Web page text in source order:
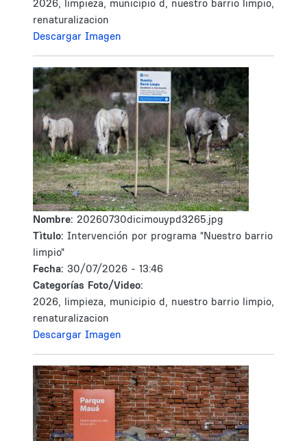
2026, limpieza, municipio d, nuestro barrio limpio,
renaturalizacion
Descargar Imagen
Nombre: 20260730dicimouypd3265.jpg
Tìtulo: Intervención por programa "Nuestro barrio
limpio"
Fecha: 30/07/2026 - 13:46
Categorías Foto/Video:
2026, limpieza, municipio d, nuestro barrio limpio,
renaturalizacion
Descargar Imagen